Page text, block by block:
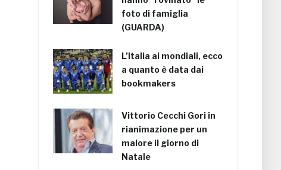
foto di famiglia
(GUARDA)
L’Italia ai mondiali, ecco
a quanto è data dai
bookmakers
Vittorio Cecchi Gori in
rianimazione per un
malore il giorno di
Natale